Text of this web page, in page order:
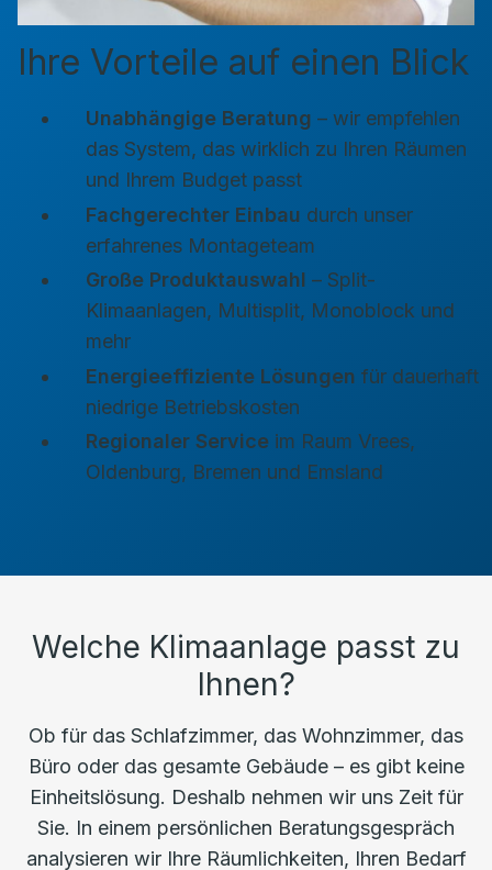
Ihre Vorteile auf einen Blick
Unabhängige Beratung – wir empfehlen
das System, das wirklich zu Ihren Räumen
und Ihrem Budget passt
Fachgerechter Einbau durch unser
erfahrenes Montageteam
Große Produktauswahl – Split-
Klimaanlagen, Multisplit, Monoblock und
mehr
Energieeffiziente Lösungen für dauerhaft
niedrige Betriebskosten
Regionaler Service im Raum Vrees,
Oldenburg, Bremen und Emsland
Welche Klimaanlage passt zu
Ihnen?
Ob für das Schlafzimmer, das Wohnzimmer, das
Büro oder das gesamte Gebäude – es gibt keine
Einheitslösung. Deshalb nehmen wir uns Zeit für
Sie. In einem persönlichen Beratungsgespräch
analysieren wir Ihre Räumlichkeiten, Ihren Bedarf